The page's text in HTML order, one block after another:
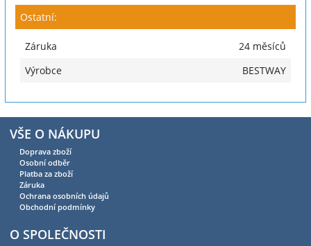
Ostatní:
Záruka
24 měsíců
Výrobce
BESTWAY
VŠE O NÁKUPU
Doprava zboží
Osobní odběr
Platba za zboží
Záruka
Ochrana osobních údajů
Obchodní podmínky
O SPOLEČNOSTI